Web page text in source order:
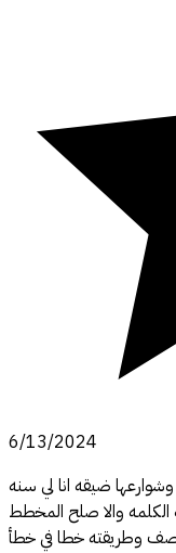
6/13/2024
ضيقه انا لي سنه
والا صلح المخطط
وطريقته خطا في خطأ